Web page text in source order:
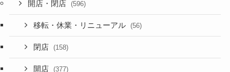
開店・閉店 (596)
移転・休業・リニューアル (56)
閉店 (158)
開店 (377)